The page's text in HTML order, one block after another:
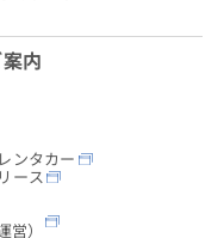
内
ンタカー
ース
）